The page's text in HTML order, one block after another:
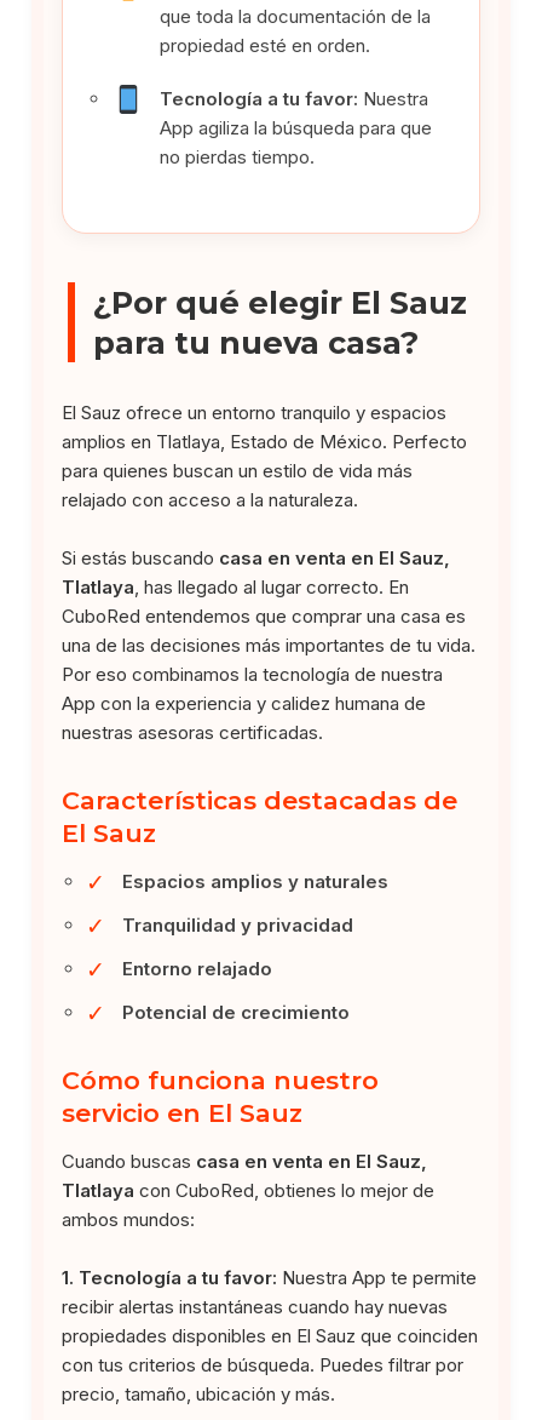
que toda la documentación de la
propiedad esté en orden.
Tecnología a tu favor: Nuestra
App agiliza la búsqueda para que
no pierdas tiempo.
¿Por qué elegir El Sauz
para tu nueva casa?
El Sauz ofrece un entorno tranquilo y espacios
amplios en Tlatlaya, Estado de México. Perfecto
para quienes buscan un estilo de vida más
relajado con acceso a la naturaleza.
Si estás buscando casa en venta en El Sauz,
Tlatlaya , has llegado al lugar correcto. En
CuboRed entendemos que comprar una casa es
una de las decisiones más importantes de tu vida.
Por eso combinamos la tecnología de nuestra
App con la experiencia y calidez humana de
nuestras asesoras certificadas.
Características destacadas de
El Sauz
✓ Espacios amplios y naturales
✓ Tranquilidad y privacidad
✓ Entorno relajado
✓ Potencial de crecimiento
Cómo funciona nuestro
servicio en El Sauz
Cuando buscas casa en venta en El Sauz,
Tlatlaya con CuboRed, obtienes lo mejor de
ambos mundos:
1. Tecnología a tu favor: Nuestra App te permite
recibir alertas instantáneas cuando hay nuevas
propiedades disponibles en El Sauz que coinciden
con tus criterios de búsqueda. Puedes filtrar por
precio, tamaño, ubicación y más.